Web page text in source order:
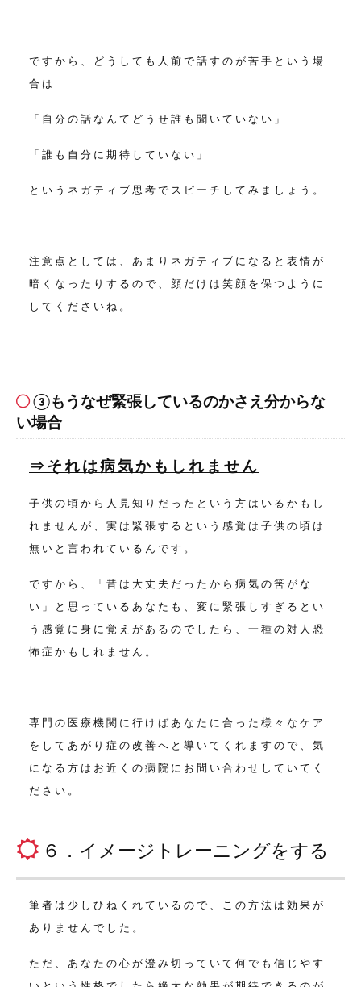
ですから、どうしても人前で話すのが苦手という場
合は
「自分の話なんてどうせ誰も聞いていない」
「誰も自分に期待していない」
というネガティブ思考でスピーチしてみましょう。
注意点としては、あまりネガティブになると表情が
暗くなったりするので、 顔だけは笑顔を保つように
してくださいね。
③もうなぜ緊張しているのかさえ分からな
い場合
⇒それは病気かもしれません
子供の頃から人見知りだったという方はいるかもし
れませんが、実は緊張するという感覚は子供の頃は
無いと言われているんです。
ですから、「昔は大丈夫だったから病気の筈がな
い」と思っているあなたも、 変に緊張しすぎるとい
う感覚に身に覚えがあるのでしたら、一種の対人恐
怖症かもしれません。
専門の医療機関に行けばあなたに合った様々なケア
をして あがり症の改善へと導いてくれますので、気
になる方はお近くの病院にお問い合わせしていてく
ださい。
６．イメージトレーニングをする
筆者は少しひねくれているので、この方法は効果が
ありませんでした。
ただ、あなたの心が澄み切っていて何でも信じやす